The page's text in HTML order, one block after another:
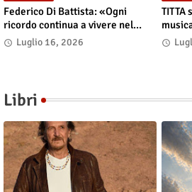
Federico Di Battista: «Ogni
ricordo continua a vivere nel
presente»
Luglio 16, 2026
TITTA
in cui
Libri